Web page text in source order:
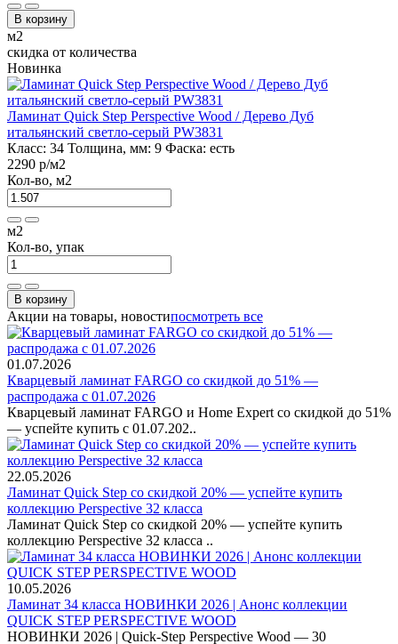
В корзину
м2
скидка от количества
Новинка
Ламинат Quick Step Perspective Wood / Дерево Дуб
итальянский светло-серый PW3831
Класс: 34 Толщина, мм: 9 Фаска: есть
2290 р/м2
Кол-во, м2
м2
Кол-во, упак
В корзину
Акции на товары, новостипосмотреть все
01.07.2026
Кварцевый ламинат FARGO со скидкой до 51% —
распродажа с 01.07.2026
Кварцевый ламинат FARGO и Home Expert со скидкой до 51%
— успейте купить с 01.07.202..
22.05.2026
Ламинат Quick Step со скидкой 20% — успейте купить
коллекцию Perspective 32 класса
Ламинат Quick Step со скидкой 20% — успейте купить
коллекцию Perspective 32 класса ..
10.05.2026
Ламинат 34 класса НОВИНКИ 2026 | Анонс коллекции
QUICK STEP PERSPECTIVE WOOD
НОВИНКИ 2026 | Quick-Step Perspective Wood — 30